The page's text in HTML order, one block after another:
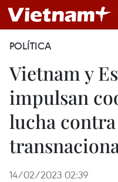
POLÍTICA
Vietnam y
impulsan
lucha
14/02/2023 02:39